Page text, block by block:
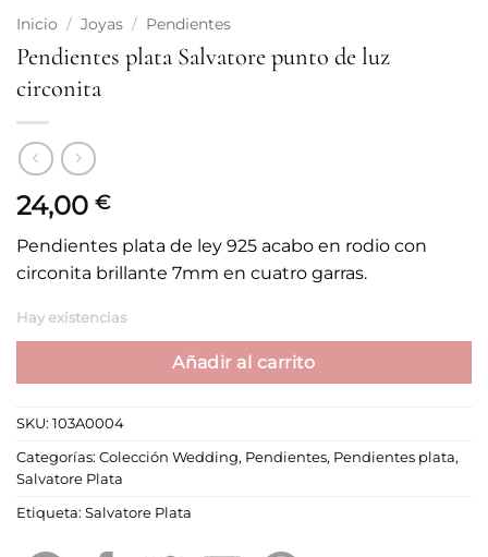
Inicio / Joyas / Pendientes
Pendientes plata Salvatore punto de luz
circonita
24,00 €
Pendientes plata de ley 925 acabo en rodio con
circonita brillante 7mm en cuatro garras.
Hay existencias
Añadir al carrito
SKU: 103A0004
Categorías: Colección Wedding, Pendientes, Pendientes plata,
Salvatore Plata
Etiqueta: Salvatore Plata